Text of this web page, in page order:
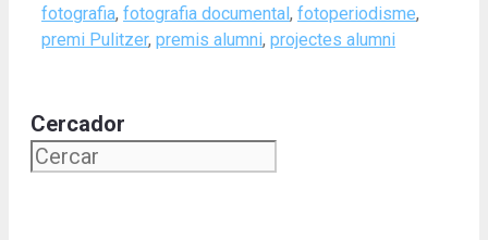
fotografia, fotografia documental , fotoperiodisme,
premi Pulitzer, premis alumni, projectes alumni
Cercador